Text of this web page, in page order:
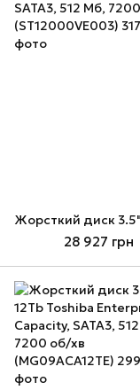
28 927 грн